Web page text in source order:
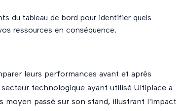
du tableau de bord pour identifier quels
ressources en conséquence.
leurs performances avant et après
technologique ayant utilisé Ultiplace a
moyen passé sur son stand, illustrant l'impact